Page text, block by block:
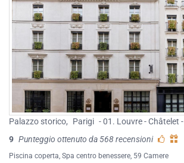
Palazzo storico, Parigi - 01. Louvre - Châtelet -
9 Punteggio ottenuto da 568 recensioni
Piscina coperta, Spa centro benessere, 59 Camere